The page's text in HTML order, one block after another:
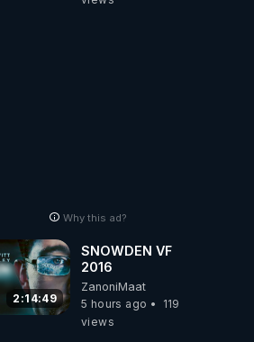
Why this ad?
2:14:49
SNOWDEN VF
2016
ZanoniMaat
5 hours ago
119
views